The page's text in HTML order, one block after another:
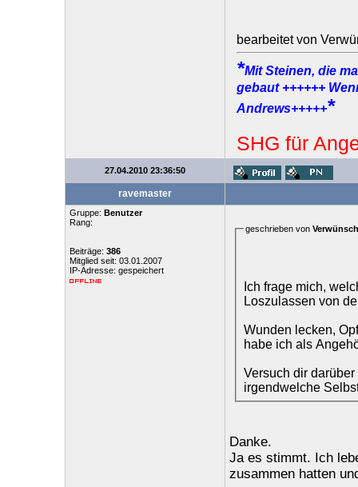
bearbeitet von
*Mit Steinen, die
gebaut ++++++
Andrews+++++*
SHG für
27.04.2010 23:36:50
ravemaster
Gruppe: Benutzer
Rang:
Beiträge: 386
Mitglied seit: 03.01.2007
IP-Adresse: gespeichert
geschrieben von
Ich frage mich,
Loszulassen von
Wunden lecken,
habe ich als
Versuch dir
irgendwelche
Danke.
Ja es stimmt. Ich
zusammen hatten